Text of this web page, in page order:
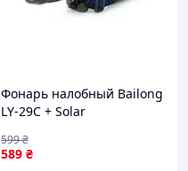
Фонарь налобный Bailong
LY-29C + Solar
589 ₴
599₴